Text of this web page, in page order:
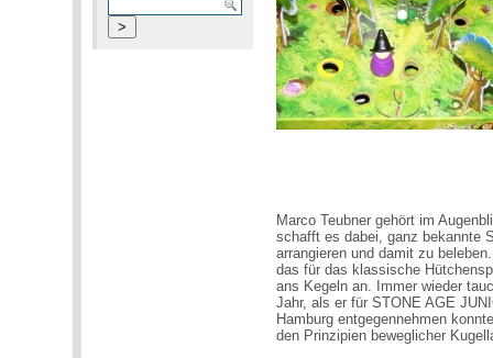
Marco Teubner gehört im
schafft es dabei, ganz bekannte
arrangieren und damit zu
das für das klassische
ans Kegeln an. Immer wieder
Jahr, als er für STONE AGE
Hamburg entgegennehmen
den Prinzipien beweglicher